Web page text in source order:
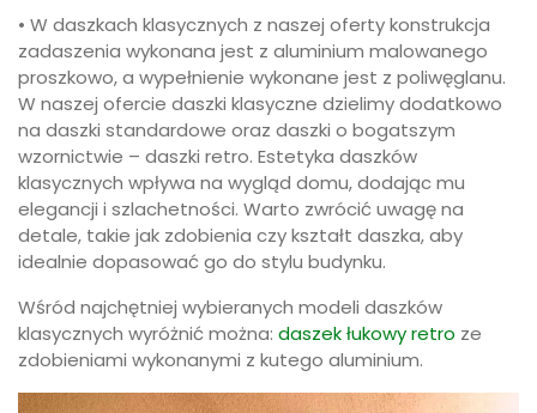
• W daszkach klasycznych z naszej oferty konstrukcja
zadaszenia wykonana jest z aluminium malowanego
proszkowo, a wypełnienie wykonane jest z poliwęglanu.
W naszej ofercie daszki klasyczne dzielimy dodatkowo
na daszki standardowe oraz daszki o bogatszym
wzornictwie – daszki retro. Estetyka daszków
klasycznych wpływa na wygląd domu, dodając mu
elegancji i szlachetności. Warto zwrócić uwagę na
detale, takie jak zdobienia czy kształt daszka, aby
idealnie dopasować go do stylu budynku.
Wśród najchętniej wybieranych modeli daszków
klasycznych wyróżnić można: daszek łukowy retro ze
zdobieniami wykonanymi z kutego aluminium.